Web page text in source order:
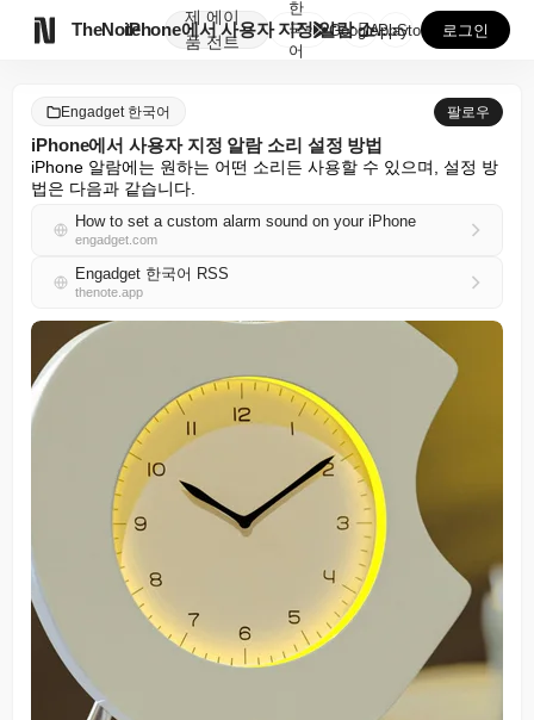
TheNote
제
품
에이
전트
iPhone에서 사용자 지정 알람 소리 설정 방법
한
국
어
GooglePlay
AppStore 로그인
Engadget 한국어 팔로우
iPhone에서 사용자 지정 알람 소리 설정 방법
iPhone 알람에는 원하는 어떤 소리든 사용할 수 있으며, 설정 방
법은 다음과 같습니다.
How to set a custom alarm sound on your iPhone
engadget.com
Engadget 한국어 RSS
thenote.app